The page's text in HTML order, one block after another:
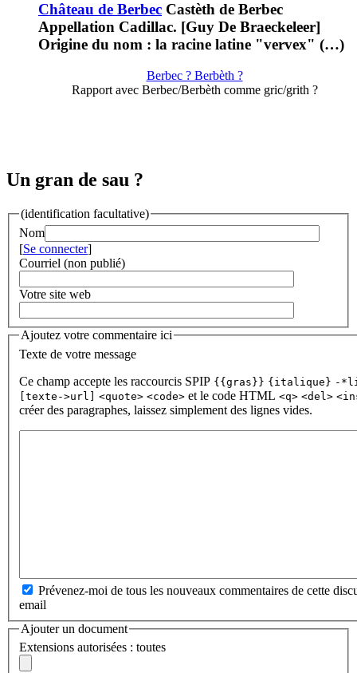
Château de Berbec Castèth de Berbec
Appellation Cadillac. [Guy De Braeckeleer]
Origine du nom : la racine latine "vervex" (…)
Berbec ? Berbèth ?
Rapport avec Berbec/Berbèth comme gric/grith ?
Un gran de sau ?
(identification facultative)
Nom
[Se connecter]
Courriel (non publié)
Votre site web
Ajoutez votre commentaire ici
Texte de votre message
Ce champ accepte les raccourcis SPIP {{gras}} {italique} -
[texte->url]
<quote> <code> et le code HTML <q> <del>
créer des paragraphes, laissez simplement des lignes vides.
Prévenez-moi de tous les nouveaux commentaires de cette
email
Ajouter un document
Extensions autorisées : toutes